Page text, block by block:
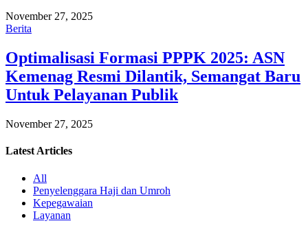
November 27, 2025
Berita
Optimalisasi Formasi PPPK 2025: ASN
Kemenag Resmi Dilantik, Semangat Baru
Untuk Pelayanan Publik
November 27, 2025
Latest Articles
All
Penyelenggara Haji dan Umroh
Kepegawaian
Layanan